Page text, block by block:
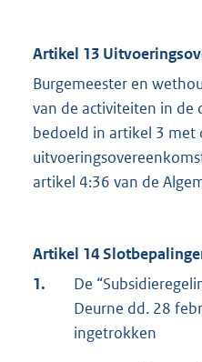
Artikel 13
Burgemeester en
van de activiteiten in de
bedoeld in artikel 3 met
artikel 4:36 van de
Artikel 14
1.
De
Deurne dd. 28
ingetrokken